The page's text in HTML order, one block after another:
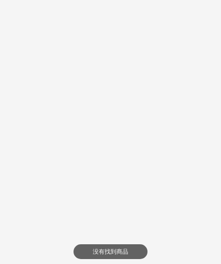
没有找到商品